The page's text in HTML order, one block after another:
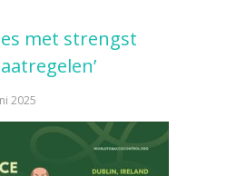
met strengst
2025